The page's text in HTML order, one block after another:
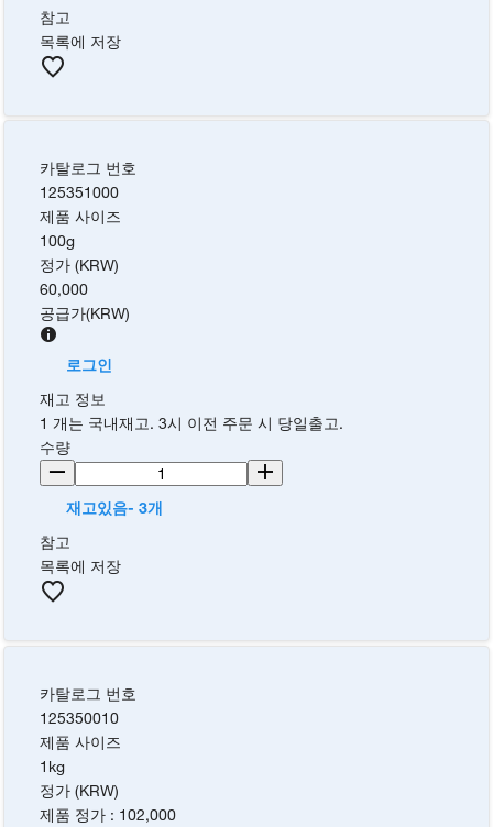
참고
목록에 저장
카탈로그 번호
125351000
제품 사이즈
100g
정가 (KRW)
60,000
공급가(KRW)
로그인
재고 정보
1 개는 국내재고. 3시 이전 주문 시 당일출고.
수량
재고있음- 3개
참고
목록에 저장
카탈로그 번호
125350010
제품 사이즈
1kg
정가 (KRW)
제품 정가 : 102,000